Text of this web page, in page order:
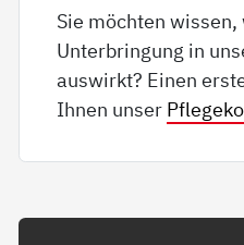
Sie möchten
Unterbringung in
auswirkt? Einen
Ihnen unser